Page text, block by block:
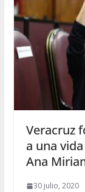
Veracruz
a una
Ana
30 julio, 2020